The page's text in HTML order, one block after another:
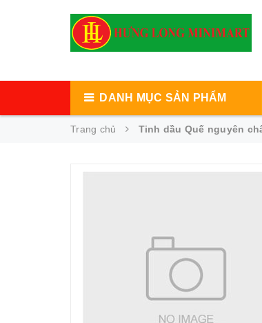
DANH MỤC SẢN PHẨM
Trang chủ Tinh dầu Quế nguyên